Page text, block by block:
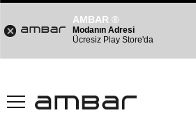
AMBAR ®
Modanın Adresi
Ücresiz Play Store'da